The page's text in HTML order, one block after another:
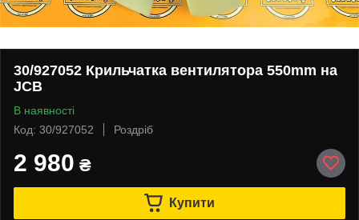
30/927052 Крильчатка вентилятора 550mm на
JCB
В наявності
Код: 30/927052
Роздріб
2 980 ₴
Купити